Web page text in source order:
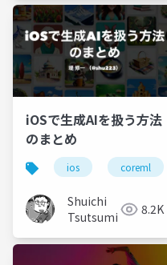
iOSで生成AIを扱う方法
のまとめ
ios coreml
Shuichi
Tsutsumi
8.2K